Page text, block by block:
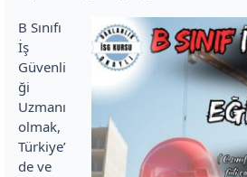
B Sınıfı
İş
Güvenli
ği
Uzmanı
olmak,
Türkiye’
de ve